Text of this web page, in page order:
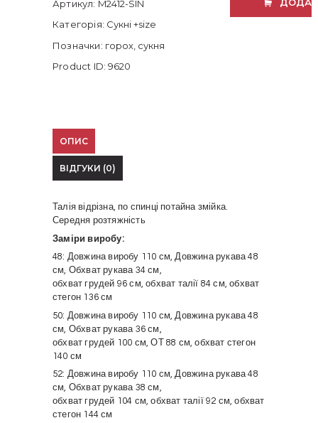
Артикул: M2412-SIN
Категорія: Сукні +size
Позначки: горох сукня
Product ID:9620
ОПИС
ВІДГУКИ (0)
Талія відрізна, по спинці потайна змійка.
Середня розтяжність
Заміри виробу:
48: Довжина виробу 110 см, Довжина рукава 48
см, Обхват рукава 34 см,
обхват грудей 96 см, обхват талії 84 см, обхват
стегон 136 см
50: Довжина виробу 110 см, Довжина рукава 48
см, Обхват рукава 36 см,
обхват грудей 100 см, ОТ 88 см, обхват стегон
140 см
52: Довжина виробу 110 см, Довжина рукава 48
см, Обхват рукава 38 см,
обхват грудей 104 см, обхват талії 92 см, обхват
стегон 144 см